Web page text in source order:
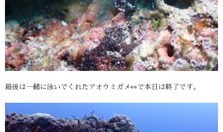
最後は一緒に泳いでくれたアオウミガメ👀で本日は終了です。